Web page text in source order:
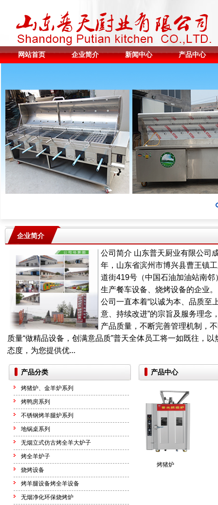
网站首页 企业简介 新闻中心 产品中心
企业简介
公司简介 山东普天厨业有限公司
年，山东省滨州市博兴县曹王镇
道街419号（中国石油加油站南邻
生产餐车设备、烧烤设备的企业
公司一直本着“以诚为本、品质至
意、持续改进”的宗旨及服务理念
产品质量，不断完善管理机制，
质量“做精品设备，创满意品质”普天全体员工将一如既往，以
态度，为您提供优...
产品分类
烤猪炉、金羊炉系列
烤鸭房系列
不锈钢烤羊腿炉系列
地锅桌系列
无烟立式仿古烤全羊大炉子
烤全羊炉子
烧烤设备
烤羊腿设备烤全羊设备
无烟净化环保烧烤炉
产品中心
烤猪炉